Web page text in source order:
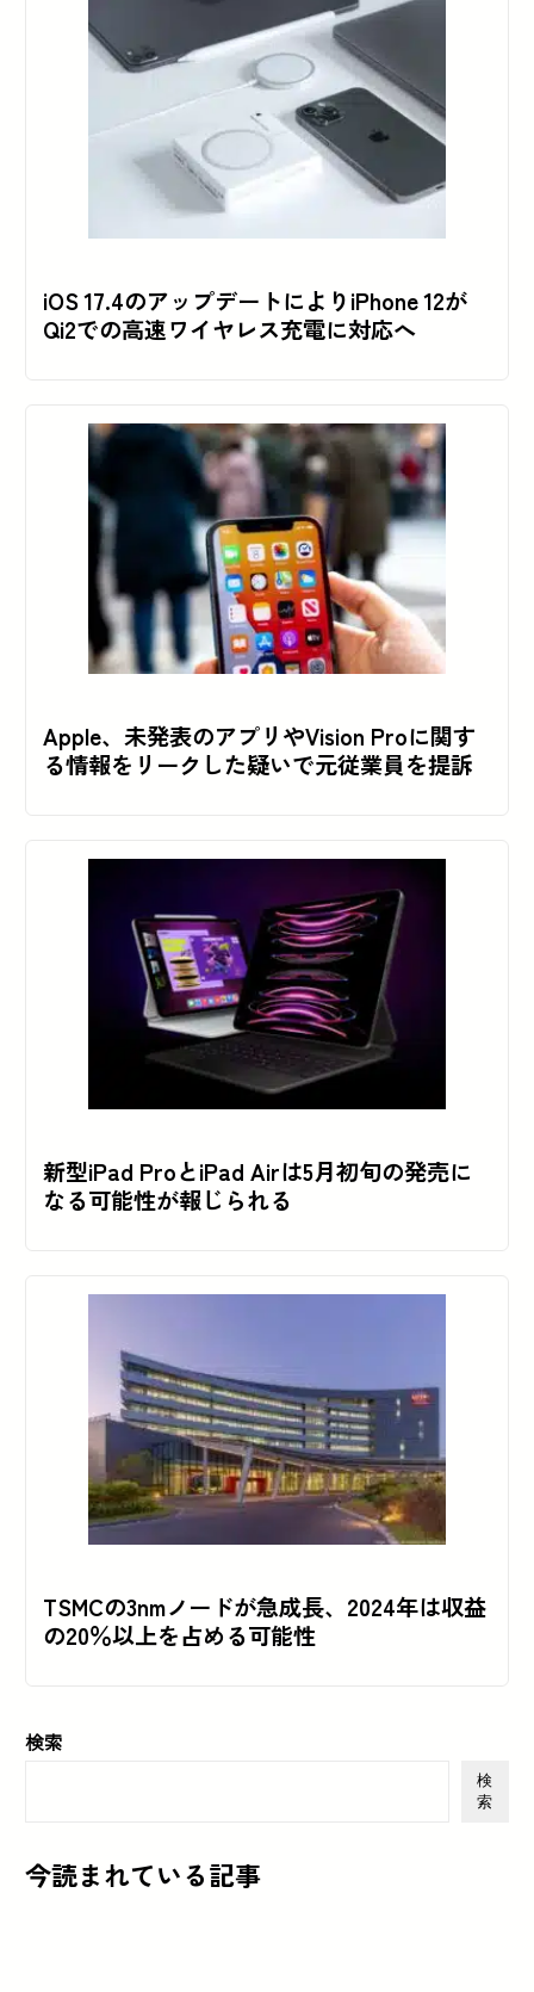
iOS 17.4のアップデートによりiPhone 12が
Qi2での高速ワイヤレス充電に対応へ
Apple、未発表のアプリやVision Proに関す
る情報をリークした疑いで元従業員を提訴
新型iPad ProとiPad Airは5月初旬の発売に
なる可能性が報じられる
TSMCの3nmノードが急成長、2024年は収益
の20％以上を占める可能性
検索
検
索
今読まれている記事